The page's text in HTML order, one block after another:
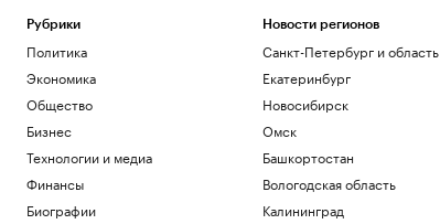
Рубрики
Политика
Экономика
Общество
Бизнес
Технологии и медиа
Финансы
Биографии
Новости регионов
Санкт-Петербург и область
Екатеринбург
Новосибирск
Омск
Башкортостан
Вологодская область
Калининград